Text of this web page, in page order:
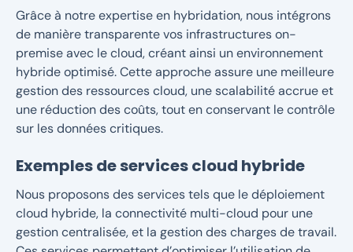
Grâce à notre expertise en hybridation, nous intégrons
de manière transparente vos infrastructures on-
premise avec le cloud, créant ainsi un environnement
hybride optimisé. Cette approche assure une meilleure
gestion des ressources cloud, une scalabilité accrue et
une réduction des coûts, tout en conservant le contrôle
sur les données critiques.
Exemples de services cloud hybride
Nous proposons des services tels que le déploiement
cloud hybride, la connectivité multi-cloud pour une
gestion centralisée, et la gestion des charges de travail.